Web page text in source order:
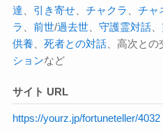
達
引き寄せ、 チャクラ チャ
ラ
前世/過去世、 守護霊対話、
供養
死者との対話、高次との
ションなど
サイト URL
https://yourz.jp/fortuneteller/4032